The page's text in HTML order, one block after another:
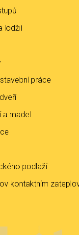
lodžií
práce
a madel
podlaží
kontaktním